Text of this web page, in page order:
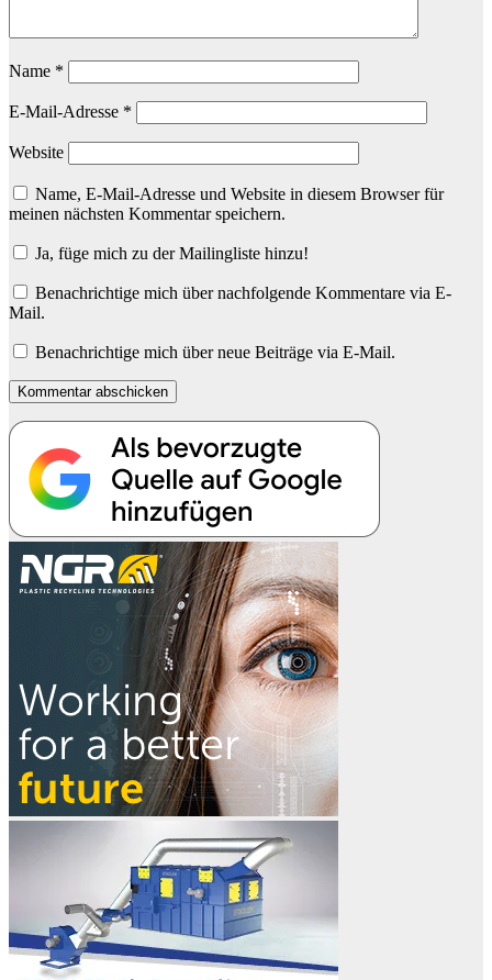
Name *
E-Mail-Adresse *
Website
Name, E-Mail-Adresse und Website in diesem Browser für
meinen nächsten Kommentar speichern.
Ja, füge mich zu der Mailingliste hinzu!
Benachrichtige mich über nachfolgende Kommentare via E-
Mail.
Benachrichtige mich über neue Beiträge via E-Mail.